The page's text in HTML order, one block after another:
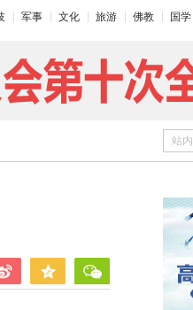
军事 文化 旅游 佛教 国学
站内